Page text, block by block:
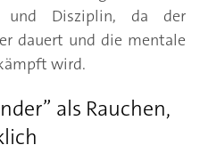
und Disziplin, da der
dauert und die mentale
wird.
als Rauchen,